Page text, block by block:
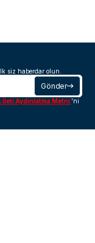
siz haberdar olun.
Gönder
Aydınlatma Metni 'ni